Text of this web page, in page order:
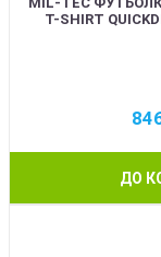
T-SHIRT
ДО